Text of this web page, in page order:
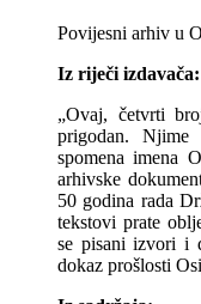
Povijesni arhiv u
Iz riječi izdavača:
„Ovaj, četvrti
prigodan. Njime
spomena imena
arhivske
50 godina rada
tekstovi prate
se pisani izvori i
dokaz prošlosti